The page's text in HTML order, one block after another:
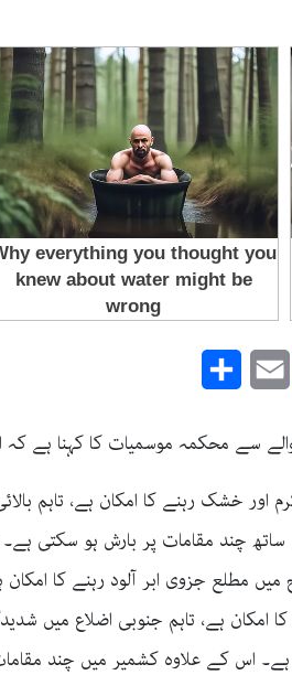
Reddit
Email
سے محکمہ موسمیات کا کہنا ہے کہ
اور خشک رہنے کا امکان ہے، تاہم
چند مقامات پر بارش ہو سکتی
میں مطلع جزوی ابر آلود رہنے کا
امکان ہے، تاہم جنوبی اضلاع میں
اس کے علاوہ کشمیر میں چند